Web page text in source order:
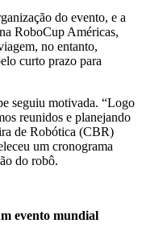
do evento, e a
RoboCup Américas,
no entanto,
curto prazo para
seguiu motivada. “Logo
reunidos e planejando
de Robótica (CBR)
um cronograma
do robô.
evento mundial